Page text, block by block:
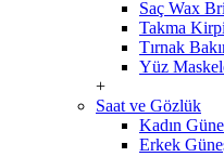
Saç Wax
Takma
Tırnak
Yüz
+
Saat ve Gözlük
Kadın
Erkek